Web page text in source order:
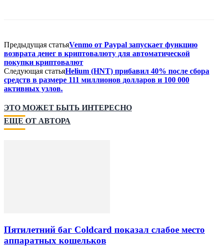
Предыдущая статьяVenmo от Paypal запускает функцию
возврата денег в криптовалюту для автоматической
покупки криптовалют
Следующая статьяHelium (HNT) прибавил 40% после сбора
средств в размере 111 миллионов долларов и 100 000
активных узлов.
ЭТО МОЖЕТ БЫТЬ ИНТЕРЕСНО
ЕЩЕ ОТ АВТОРА
Пятилетний баг Coldcard показал слабое место
аппаратных кошельков